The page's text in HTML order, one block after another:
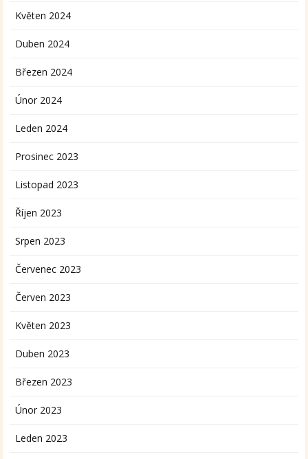
Květen 2024
Duben 2024
Březen 2024
Únor 2024
Leden 2024
Prosinec 2023
Listopad 2023
Říjen 2023
Srpen 2023
Červenec 2023
Červen 2023
Květen 2023
Duben 2023
Březen 2023
Únor 2023
Leden 2023